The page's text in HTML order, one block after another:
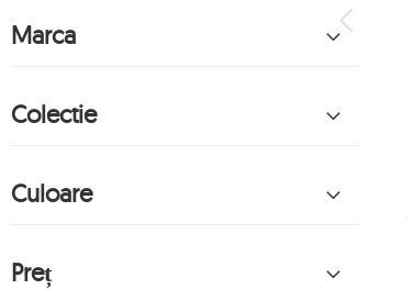
Marca
Colectie
Culoare
Preț